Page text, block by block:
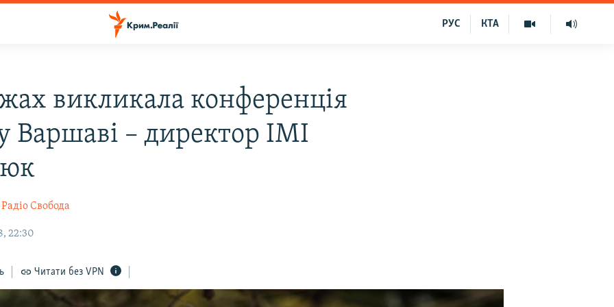
КТА
РУС
викликала конференція
Варшаві – директор ІМІ
Радіо Свобода
22:30
Читати без VPN